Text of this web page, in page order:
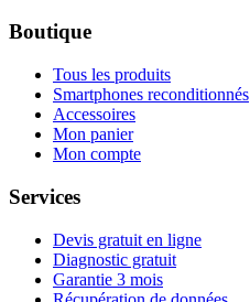
Boutique
Tous les produits
Smartphones reconditionnés
Accessoires
Mon panier
Mon compte
Services
Devis gratuit en ligne
Diagnostic gratuit
Garantie 3 mois